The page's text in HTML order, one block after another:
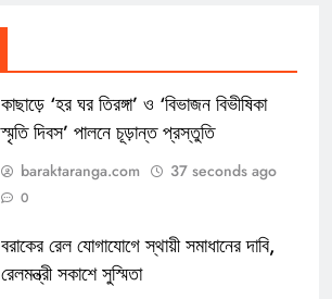
কাছাড়ে ‘হর ঘর তিরঙ্গা’ ও ‘বিভাজন বিভীষিকা
স্মৃতি দিবস’ পালনে চূড়ান্ত প্রস্তুতি
baraktaranga.com 37 seconds ago
0
বরাকের রেল যোগাযোগে স্থায়ী সমাধানের দাবি,
রেলমন্ত্রী সকাশে সুস্মিতা